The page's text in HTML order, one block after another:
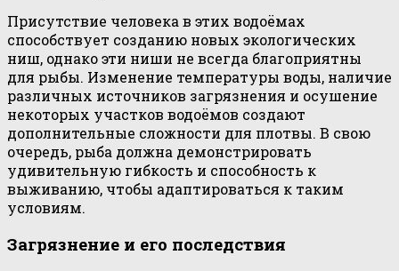
Присутствие человека в этих водоёмах
способствует созданию новых экологических
ниш, однако эти ниши не всегда благоприятны
для рыбы. Изменение температуры воды, наличие
различных источников загрязнения и осушение
некоторых участков водоёмов создают
дополнительные сложности для плотвы. В свою
очередь, рыба должна демонстрировать
удивительную гибкость и способность к
выживанию, чтобы адаптироваться к таким
условиям.
Загрязнение и его последствия